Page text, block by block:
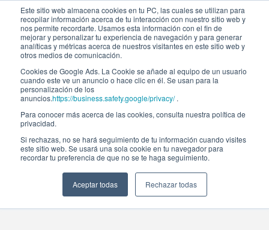
Este sitio web almacena cookies en tu PC, las cuales se utilizan para
recopilar información acerca de tu interacción con nuestro sitio web y
nos permite recordarte. Usamos esta información con el fin de
mejorar y personalizar tu experiencia de navegación y para generar
analíticas y métricas acerca de nuestros visitantes en este sitio web y
otros medios de comunicación.
Cookies de Google Ads. La Cookie se añade al equipo de un usuario
cuando este ve un anuncio o hace clic en él. Se usan para la
personalización de los
anuncios.https://business.safety.google/privacy/.
Para conocer más acerca de las cookies, consulta nuestra política de
privacidad.
Si rechazas, no se hará seguimiento de tu información cuando visites
este sitio web. Se usará una sola cookie en tu navegador para
recordar tu preferencia de que no se te haga seguimiento.
Aceptar todas Rechazar todas
Noticias
Gestión pasiva vs.
Gestión activa
31-dic-2021